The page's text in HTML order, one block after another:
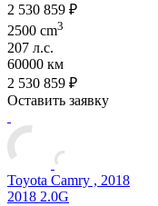
2 530 859 ₽
2500 cm3
207 л.с.
60000 км
2 530 859 ₽
Оставить заявку
Toyota Camry , 2018
2018 2.0G